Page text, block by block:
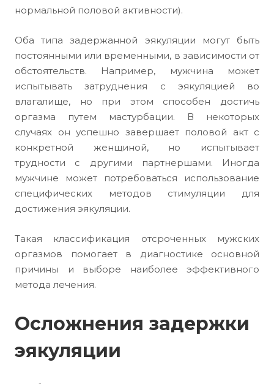
нормальной половой активности).
Оба типа задержанной эякуляции могут быть
постоянными или временными, в зависимости от
обстоятельств. Например, мужчина может
испытывать затруднения с эякуляцией во
влагалище, но при этом способен достичь
оргазма путем мастурбации. В некоторых
случаях он успешно завершает половой акт с
конкретной женщиной, но испытывает
трудности с другими партнершами. Иногда
мужчине может потребоваться использование
специфических методов стимуляции для
достижения эякуляции.
Такая классификация отсроченных мужских
оргазмов помогает в диагностике основной
причины и выборе наиболее эффективного
метода лечения.
Осложнения задержки
эякуляции